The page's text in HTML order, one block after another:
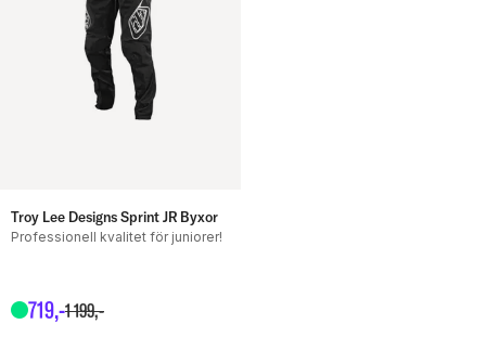
Troy Lee Designs Sprint JR Byxor
Professionell kvalitet för juniorer!
719,-1199,-